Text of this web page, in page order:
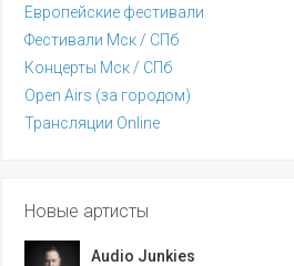
Европейские фестивали
Фестивали Мск / СПб
Концерты Мск / СПб
Open Airs (за городом)
Трансляции Online
Новые артисты
Audio Junkies